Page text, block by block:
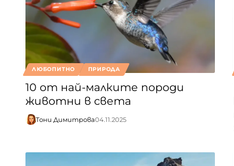
ЛЮБОПИТНО ПРИРОДА
10 от най-малките породи
животни в света
Тони Димитрова04.11.2025